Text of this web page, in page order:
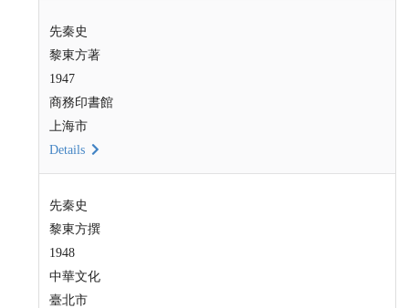
先秦史
黎東方著
1947
商務印書館
上海市
Details
先秦史
黎東方撰
1948
中華文化
臺北市